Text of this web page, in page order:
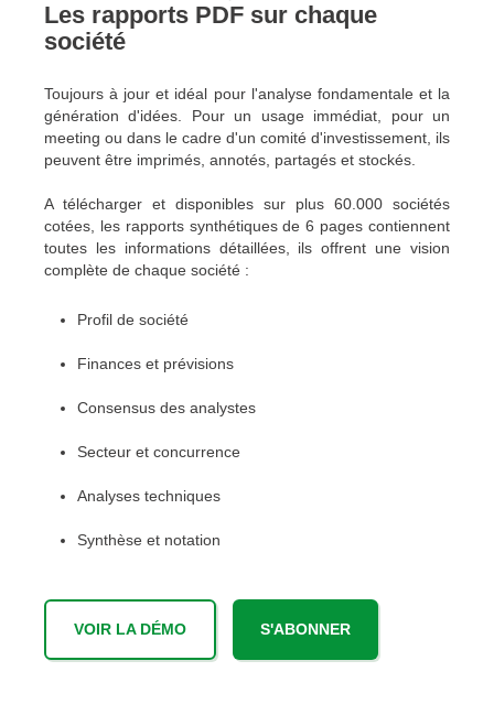
Les rapports PDF sur chaque
société
Toujours à jour et idéal pour l'analyse fondamentale et la
génération d'idées. Pour un usage immédiat, pour un
meeting ou dans le cadre d'un comité d'investissement, ils
peuvent être imprimés, annotés, partagés et stockés.
A télécharger et disponibles sur plus 60.000 sociétés
cotées, les rapports synthétiques de 6 pages contiennent
toutes les informations détaillées, ils offrent une vision
complète de chaque société :
Profil de société
Finances et prévisions
Consensus des analystes
Secteur et concurrence
Analyses techniques
Synthèse et notation
VOIR LA DÉMO S'ABONNER